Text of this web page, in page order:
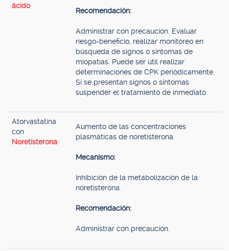
ácido
Recomendación:
Administrar con precaución. Evaluar
riesgo-beneficio, realizar monitoreo en
búsqueda de signos o síntomas de
miopatías. Puede ser útil realizar
determinaciones de CPK periódicamente.
Si se presentan signos o síntomas
suspender el tratamiento de inmediato.
Atorvastatina
con
Noretisterona
Aumento de las concentraciones
plasmáticas de noretisterona.
Mecanismo:
Inhibición de la metabolización de la
noretisterona.
Recomendación:
Administrar con precaución.